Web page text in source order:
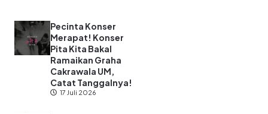
Pecinta Konser
Merapat! Konser
Pita Kita Bakal
Ramaikan Graha
Cakrawala UM,
Catat Tanggalnya!
17 Juli 2026